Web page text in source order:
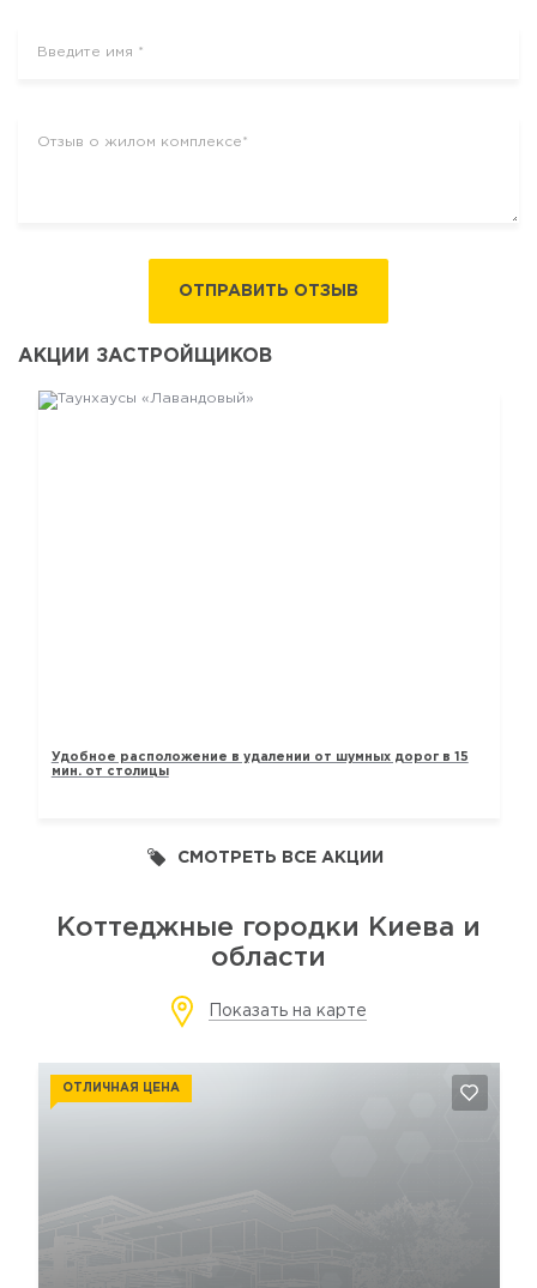
ОТПРАВИТЬ ОТЗЫВ
АКЦИИ ЗАСТРОЙЩИКОВ
Удобное расположение в удалении от шумных дорог в 15
мин. от столицы
СМОТРЕТЬ ВСЕ АКЦИИ
Коттеджные городки Киева и
области
Показать на карте
ОТЛИЧНАЯ ЦЕНА